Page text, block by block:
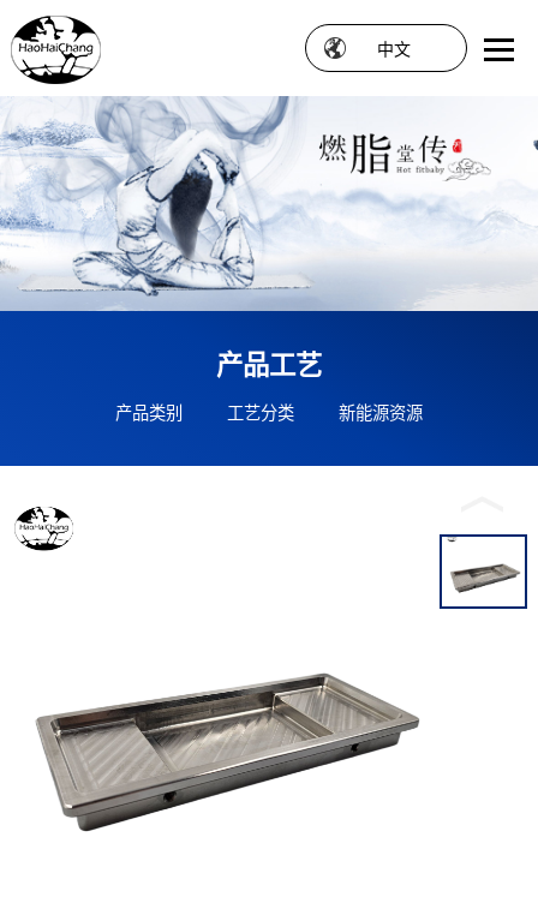
中文
产品工艺
产品类别 工艺分类 新能源资源